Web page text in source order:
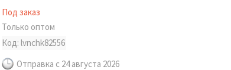
Под заказ
Только оптом
Код:lvnchk82556
Отправка с 24 августа 2026